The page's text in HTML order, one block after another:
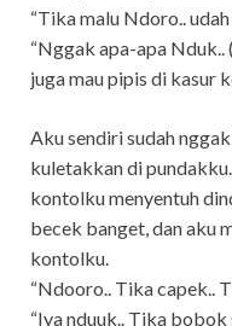
“Tika malu Ndoro..
“Nggak apa-apa
juga mau pipis di kasur
Aku sendiri sudah
kuletakkan di
kontolku menyentuh
becek banget, dan aku
kontolku.
“Ndooro.. Tika capek..
“Iya nduuk.. Tika bobok